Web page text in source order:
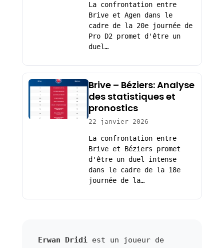
La confrontation entre
Brive et Agen dans le
cadre de la 20e journée de
Pro D2 promet d'être un
duel…
Brive – Béziers: Analyse
des statistiques et
pronostics
22 janvier 2026
La confrontation entre
Brive et Béziers promet
d'être un duel intense
dans le cadre de la 18e
journée de la…
Erwan Dridiest un joueur de